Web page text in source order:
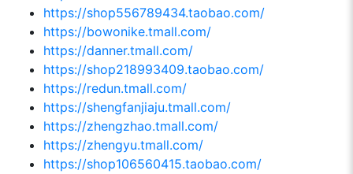
https://shop556789434.taobao.com/
https://bowonike.tmall.com/
https://danner.tmall.com/
https://shop218993409.taobao.com/
https://redun.tmall.com/
https://shengfanjiaju.tmall.com/
https://zhengzhao.tmall.com/
https://zhengyu.tmall.com/
https://shop106560415.taobao.com/